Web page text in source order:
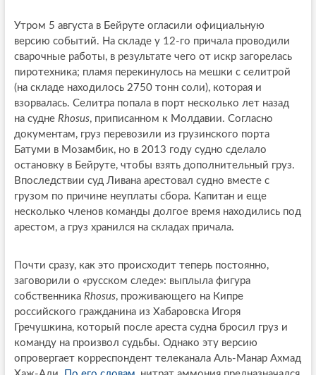
Утром 5 августа в Бейруте огласили официальную
версию событий. На складе у 12-го причала проводили
сварочные работы, в результате чего от искр загорелась
пиротехника; пламя перекинулось на мешки с селитрой
(на складе находилось 2750 тонн соли), которая и
взорвалась. Селитра попала в порт несколько лет назад
на судне Rhosus, приписанном к Молдавии. Согласно
документам, груз перевозили из грузинского порта
Батуми в Мозамбик, но в 2013 году судно сделало
остановку в Бейруте, чтобы взять дополнительный груз.
Впоследствии суд Ливана арестовал судно вместе с
грузом по причине неуплаты сбора. Капитан и еще
несколько членов команды долгое время находились под
арестом, а груз хранился на складах причала.
Почти сразу, как это происходит теперь постоянно,
заговорили о «русском следе»: выплыла фигура
собственника Rhosus, проживающего на Кипре
российского гражданина из Хабаровска Игоря
Гречушкина, который после ареста судна бросил груз и
команду на произвол судьбы. Однако эту версию
опровергает корреспондент телеканала Аль-Манар Ахмад